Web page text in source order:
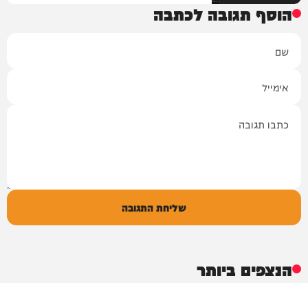
הוסף תגובה לכתבה
שליחת התגובה
הנצפים ביותר